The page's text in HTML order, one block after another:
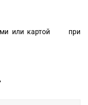
или картой при